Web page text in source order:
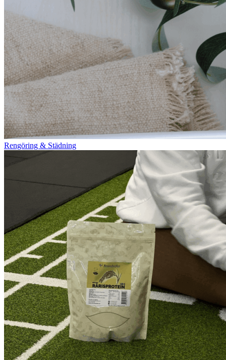
Rengöring & Städning